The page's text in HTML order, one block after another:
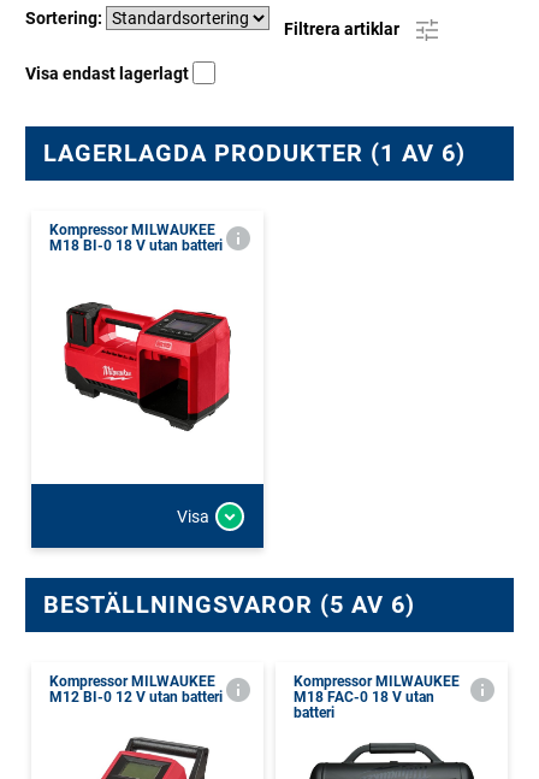
Sortering:
Filtrera artiklar
Visa endast lagerlagt
LAGERLAGDA PRODUKTER (1 AV 6)
Kompressor MILWAUKEE
M18 BI-0 18 V utan batteri
Visa
BESTÄLLNINGSVAROR (5 AV 6)
Kompressor MILWAUKEE
M12 BI-0 12 V utan batteri
Kompressor MILWAUKEE
M18 FAC-0 18 V utan
batteri